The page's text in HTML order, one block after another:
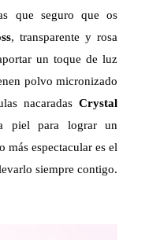
que seguro que os
, transparente y rosa
un toque de luz
polvo micronizado
nacaradas Crystal
piel para lograr un
más espectacular es el
siempre contigo.